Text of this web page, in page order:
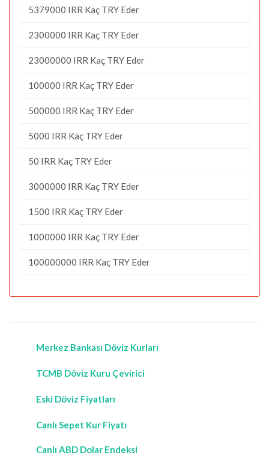
5379000 IRR Kaç TRY Eder
2300000 IRR Kaç TRY Eder
23000000 IRR Kaç TRY Eder
100000 IRR Kaç TRY Eder
500000 IRR Kaç TRY Eder
5000 IRR Kaç TRY Eder
50 IRR Kaç TRY Eder
3000000 IRR Kaç TRY Eder
1500 IRR Kaç TRY Eder
1000000 IRR Kaç TRY Eder
100000000 IRR Kaç TRY Eder
Merkez Bankası Döviz Kurları
TCMB Döviz Kuru Çevirici
Eski Döviz Fiyatları
Canlı Sepet Kur Fiyatı
Canlı ABD Dolar Endeksi